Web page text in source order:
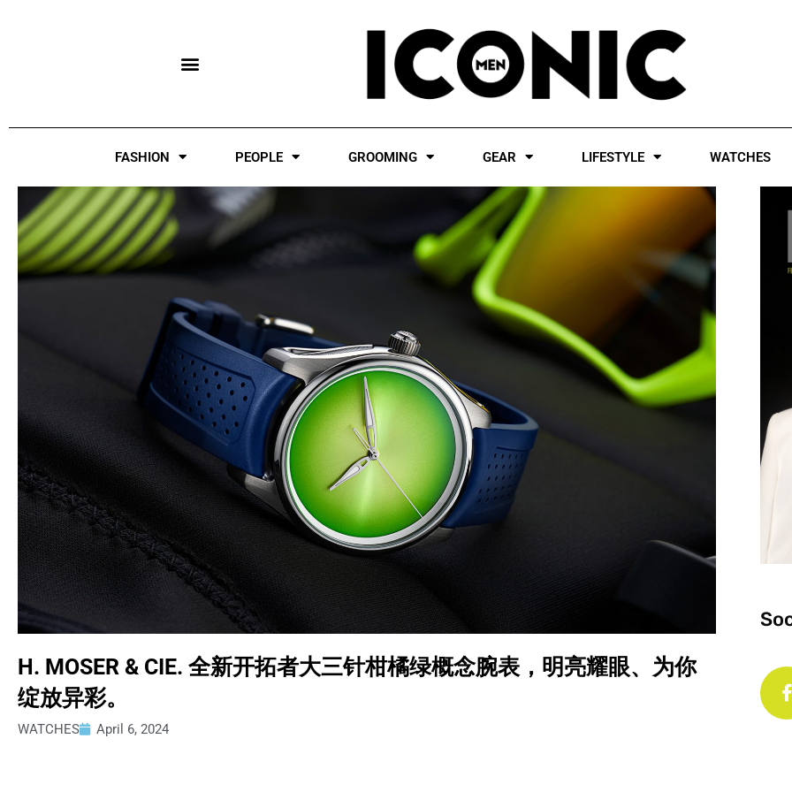
FASHION PEOPLE GROOMING GEAR LIFESTYLE WATCHES
H. MOSER & CIE. 全新开拓者大三针柑橘绿概念腕表，明亮耀眼、为你
绽放异彩。
WATCHES April 6, 2024
c